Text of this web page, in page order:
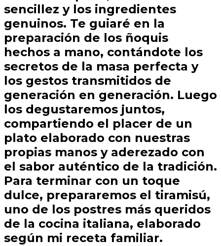
sencillez y los ingredientes
genuinos. Te guiaré en la
preparación de los ñoquis
hechos a mano, contándote los
secretos de la masa perfecta y
los gestos transmitidos de
generación en generación. Luego
los degustaremos juntos,
compartiendo el placer de un
plato elaborado con nuestras
propias manos y aderezado con
el sabor auténtico de la tradición.
Para terminar con un toque
dulce, prepararemos el tiramisú,
uno de los postres más queridos
de la cocina italiana, elaborado
según mi receta familiar.